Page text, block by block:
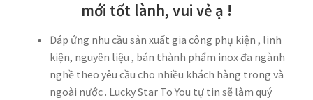
mới tốt lành, vui vẻ ạ !
Đáp ứng nhu cầu sản xuất gia công phụ kiện , linh
kiện, nguyên liệu , bán thành phẩm inox đa ngành
nghề theo yêu cầu cho nhiều khách hàng trong và
ngoài nước . Lucky Star To You tự tin sẽ làm quý